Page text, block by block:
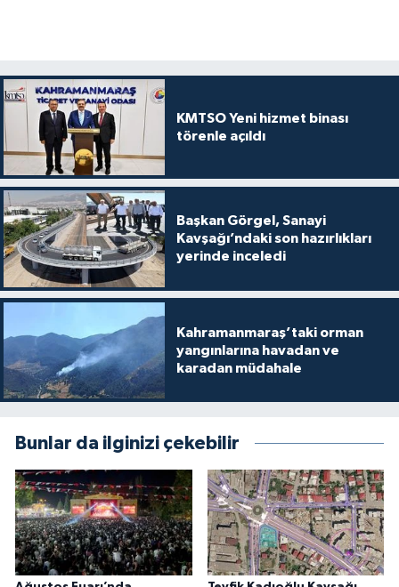
KMTSO Yeni hizmet binası
törenle açıldı
Başkan Görgel, Sanayi
Kavşağı’ndaki son hazırlıkları
yerinde inceledi
Kahramanmaraş’taki orman
yangınlarına havadan ve
karadan müdahale
Bunlar da ilginizi çekebilir